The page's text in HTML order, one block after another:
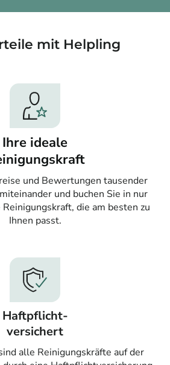
mit Helpling​
Ihre ideale
und Bewertungen tausender
und buchen Sie in nur
die am besten zu
Ihnen passt.
Haftpflicht-
versichert
alle Reinigungskräfte auf der